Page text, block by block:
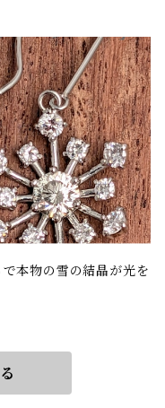
本物の雪の結晶が光を